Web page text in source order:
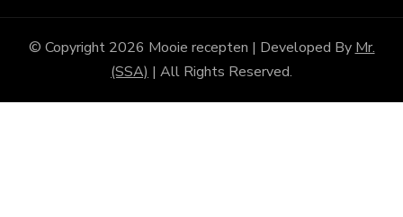
© Copyright 2026 Mooie recepten | Developed By Mr.
(SSA) | All Rights Reserved.